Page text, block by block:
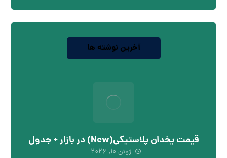
آخرین نوشته ها
قیمت یخدان پلاستیکی(New) در بازار + جدول
ژوئن ۱۰, ۲۰۲۶